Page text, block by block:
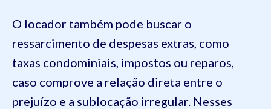
O locador também pode buscar o
ressarcimento de despesas extras, como
taxas condominiais, impostos ou reparos,
caso comprove a relação direta entre o
prejuízo e a sublocação irregular. Nesses